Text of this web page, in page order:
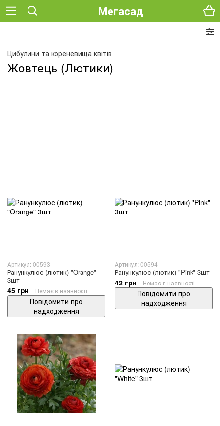
Мегасад
Цибулини та кореневища квітів
Жовтець (Лютики)
Артикул: 00593
Ранункулюс (лютик) "Orange"
3шт
45 грн Немає в наявності
Повідомити про
надходження
Артикул: 00594
Ранункулюс (лютик) "Pink" 3шт
42 грн Немає в наявності
Повідомити про
надходження